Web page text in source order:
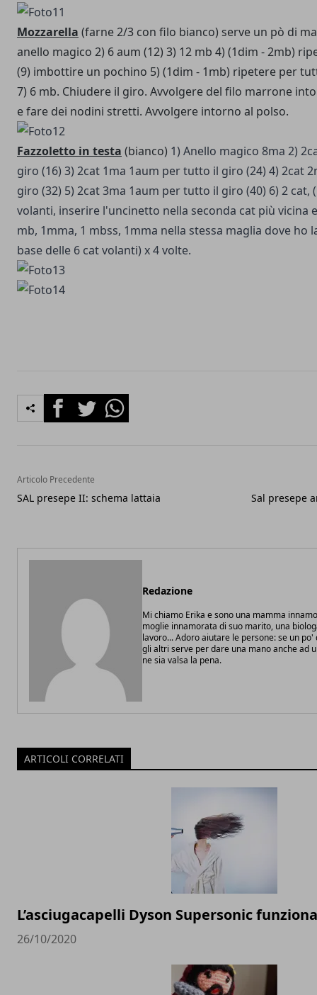
Mozzarella (farne 2/3 con filo bianco) serve un pò di
anello magico 2) 6 aum (12) 3) 12 mb 4) (1dim - 2mb)
(9) imbottire un pochino 5) (1dim - 1mb) ripetere per
7) 6 mb. Chiudere il giro. Avvolgere del filo marrone
e fare dei nodini stretti. Avvolgere intorno al polso.
Fazzoletto in testa (bianco) 1) Anello magico 8ma 2)
giro (16) 3) 2cat 1ma 1aum per tutto il giro (24) 4) 2cat
giro (32) 5) 2cat 3ma 1aum per tutto il giro (40) 6) 2 cat,
volanti, inserire l'uncinetto nella seconda cat più vicina
mb, 1mma, 1 mbss, 1mma nella stessa maglia dove ho
base delle 6 cat volanti) x 4 volte.
FacebookTwitterWhatsapp
Articolo Precedente
SAL presepe II: schema lattaia Sal presepe
Redazione
Mi chiamo Erika e sono una mamma
moglie innamorata di suo marito, una
lavoro... Adoro aiutare le persone: se un
gli altri serve per dare una mano anche ad
ne sia valsa la pena.
ARTICOLI CORRELATI
L’asciugacapelli Dyson Supersonic
26/10/2020